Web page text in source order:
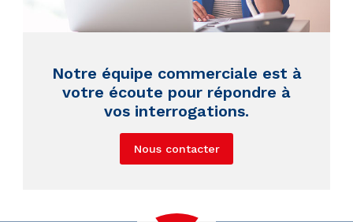
Notre équipe commerciale est à
votre écoute pour répondre à
vos interrogations.
Nous contacter